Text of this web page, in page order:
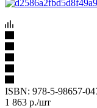
ISBN: 978-5-98657-
1 863 р./шт